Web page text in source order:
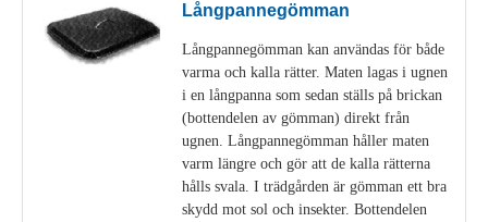
Långpannegömman
Långpannegömman kan användas för både
varma och kalla rätter. Maten lagas i ugnen
i en långpanna som sedan ställs på brickan
(bottendelen av gömman) direkt från
ugnen. Långpannegömman håller maten
varm längre och gör att de kalla rätterna
hålls svala. I trädgården är gömman ett bra
skydd mot sol och insekter. Bottendelen